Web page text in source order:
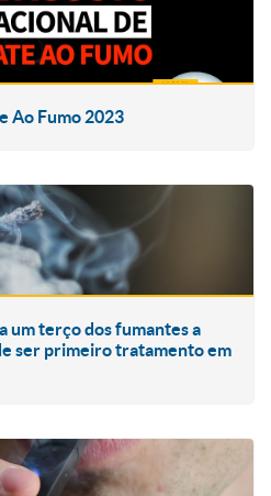
Ao Fumo 2023
um terço dos fumantes a
ser primeiro tratamento em